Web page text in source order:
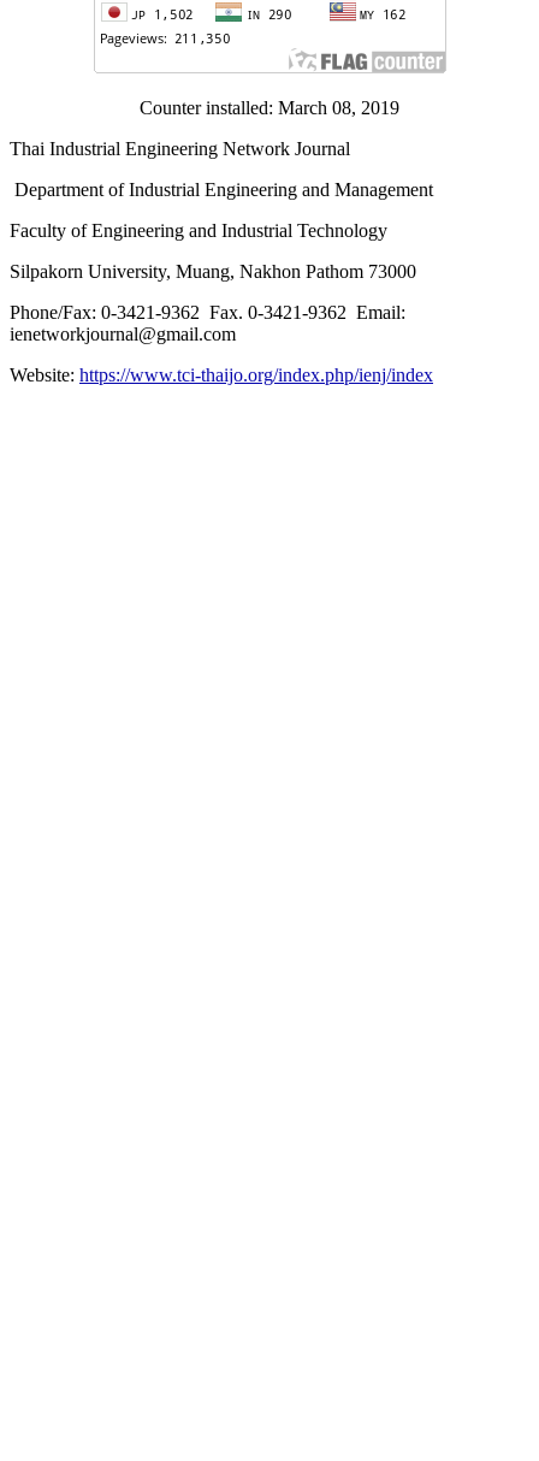
Counter installed: March 08, 2019
Thai Industrial Engineering Network Journal
Department of Industrial Engineering and Management
Faculty of Engineering and Industrial Technology
Silpakorn University, Muang, Nakhon Pathom 73000
Phone/Fax: 0-3421-9362 Fax. 0-3421-9362 Email:
ienetworkjournal@gmail.com
Website: https://www.tci-thaijo.org/index.php/ienj/index